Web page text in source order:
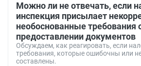
Можно ли не отвечать, если
инспекция присылает
необоснованные требования
предоставлении документов
Обсуждаем, как реагировать, если
требования, которые ошибочны или
составлены.